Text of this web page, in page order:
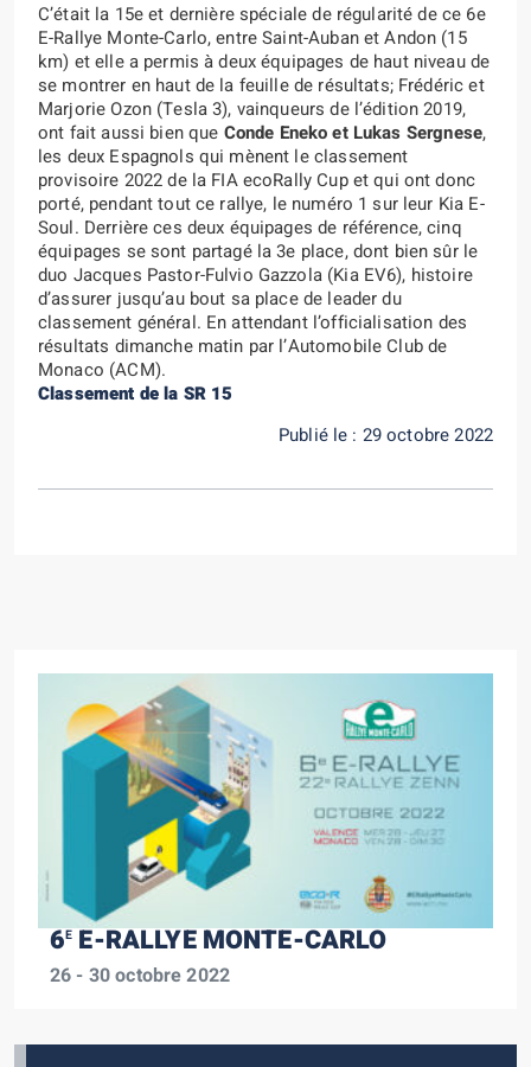
6EE-RALLYE MONTE-CARLO
26 - 30 octobre 2022
C’était la 15e et dernière spéciale de régularité de ce 6e
E-Rallye Monte-Carlo, entre Saint-Auban et Andon (15
km) et elle a permis à deux équipages de haut niveau de
se montrer en haut de la feuille de résultats; Frédéric et
Marjorie Ozon (Tesla 3), vainqueurs de l’édition 2019,
ont fait aussi bien que Conde Eneko et Lukas Sergnese,
les deux Espagnols qui mènent le classement
provisoire 2022 de la FIA ecoRally Cup et qui ont donc
porté, pendant tout ce rallye, le numéro 1 sur leur Kia E-
Soul. Derrière ces deux équipages de référence, cinq
équipages se sont partagé la 3e place, dont bien sûr le
duo Jacques Pastor-Fulvio Gazzola (Kia EV6), histoire
d’assurer jusqu’au bout sa place de leader du
classement général. En attendant l’officialisation des
résultats dimanche matin par l’Automobile Club de
Monaco (ACM).
Classement de la SR 15
Publié le : 29 octobre 2022